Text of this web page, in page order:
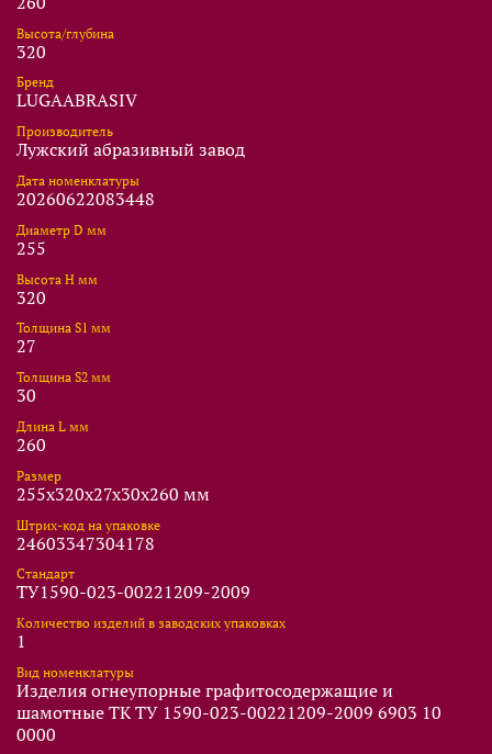
Высота/глубина
320
Бренд
LUGAABRASIV
Производитель
Лужский абразивный завод
Дата номенклатуры
20260622083448
Диаметр D мм
255
Высота Н мм
320
Толщина S1 мм
27
Толщина S2 мм
30
Длина L мм
260
Размер
255x320x27x30x260 мм
Штрих-код на упаковке
24603347304178
Стандарт
ТУ1590-023-00221209-2009
Количество изделий в заводских упаковках
1
Вид номенклатуры
Изделия огнеупорные графитосодержащие и
шамотные ТК ТУ 1590-023-00221209-2009 6903 10
0000